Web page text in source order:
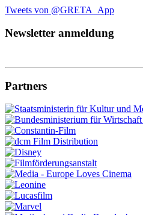
Tweets von @GRETA_App
Newsletter anmeldung
Partners